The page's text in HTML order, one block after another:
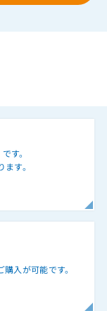
す。
す。
入が可能です。